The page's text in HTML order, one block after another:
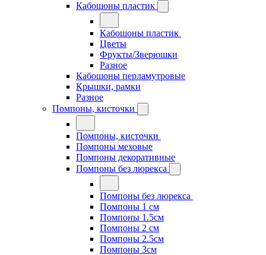
Кабошоны пластик
Кабошоны пластик
Цветы
Фрукты/Зверюшки
Разное
Кабошоны перламутровые
Крышки, рамки
Разное
Помпоны, кисточки
Помпоны, кисточки
Помпоны меховые
Помпоны декоративные
Помпоны без люрекса
Помпоны без люрекса
Помпоны 1 см
Помпоны 1.5см
Помпоны 2 см
Помпоны 2.5см
Помпоны 3см